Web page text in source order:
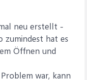
neu erstellt -
hat es
Öffnen und
war, kann